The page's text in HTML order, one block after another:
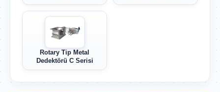
Rotary Tip Metal
Dedektörü C Serisi